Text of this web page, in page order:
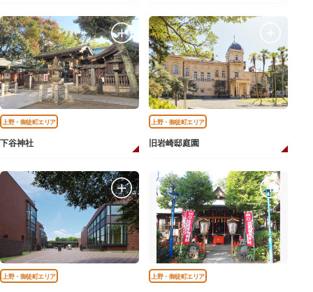
上野・御徒町エリア
下谷神社
上野・御徒町エリア
旧岩崎邸庭園
上野・御徒町エリア 上野・御徒町エリア